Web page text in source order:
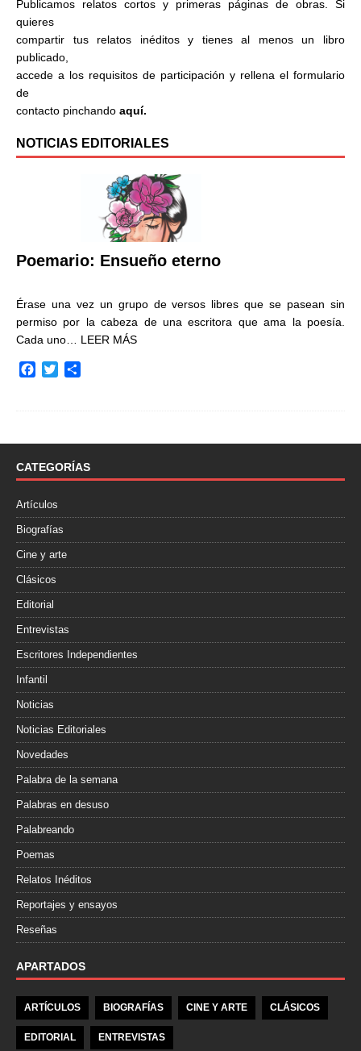
Publicamos relatos cortos y primeras páginas de obras. Si
quieres
compartir tus relatos inéditos y tienes al menos un libro
publicado,
accede a los requisitos de participación y rellena el formulario
de
contacto pinchando aquí.
NOTICIAS EDITORIALES
Poemario: Ensueño eterno
Érase una vez un grupo de versos libres que se pasean sin
permiso por la cabeza de una escritora que ama la poesía.
Cada uno… LEER MÁS
o
k
r
t
i
CATEGORÍAS
Artículos
Biografías
Cine y arte
Clásicos
Editorial
Entrevistas
Escritores Independientes
Infantil
Noticias
Noticias Editoriales
Novedades
Palabra de la semana
Palabras en desuso
Palabreando
Poemas
Relatos Inéditos
Reportajes y ensayos
Reseñas
APARTADOS
ARTÍCULOS BIOGRAFÍAS CINE Y ARTE CLÁSICOS
EDITORIAL ENTREVISTAS